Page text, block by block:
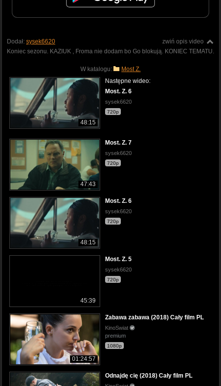
zwiń opis video
Dodał: sysek6620
Koniec sezonu. KAZIUK , Froma nie dodam bo Go blokują. KONIEC TEMATU.
W katalogu: Most Z.
48:15
Następne wideo:
Most. Z. 6
sysek6620
720p
47:43
Most. Z. 7
sysek6620
720p
48:15
Most. Z. 6
sysek6620
720p
45:39
Most. Z. 5
sysek6620
720p
01:24:57
Zabawa zabawa (2018) Cały film PL
KinoSwiat
premium
1080p
Odnajdę cię (2018) Cały film PL